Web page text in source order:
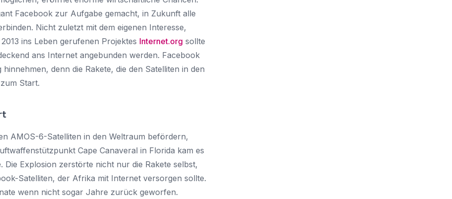
Facebook zur Aufgabe gemacht, in Zukunft alle
Nicht zuletzt mit dem eigenen Interesse,
ins Leben gerufenen Projektes Internet.org sollte
ans Internet angebunden werden. Facebook
denn die Rakete, die den Satelliten in den
Start.
AMOS-6-Satelliten in den Weltraum befördern,
Cape Canaveral in Florida kam es
Explosion zerstörte nicht nur die Rakete selbst,
Satelliten, der Afrika mit Internet versorgen sollte.
wenn nicht sogar Jahre zurück geworfen.